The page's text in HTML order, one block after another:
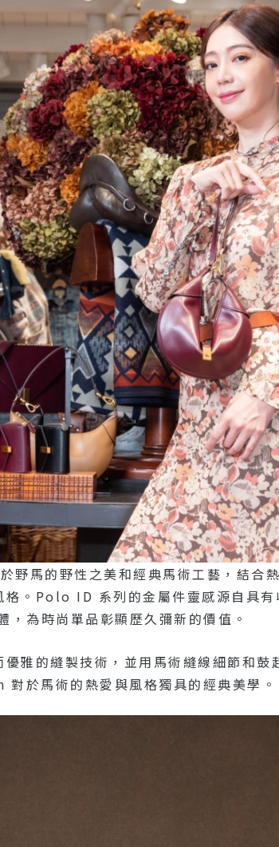
的野性之美和經典馬術工藝，結合
。Polo ID 系列的金屬件靈感源自具
為時尚單品彰顯歷久彌新的價值。
雅的縫製技術，並用馬術縫線細節和鼓
於馬術的熱愛與風格獨具的經典美學。